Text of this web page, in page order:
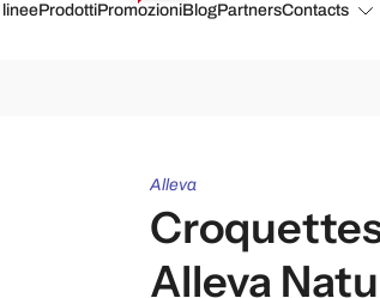
ProdottiPromozioniBlogPartnersContacts
Alleva
Alleva